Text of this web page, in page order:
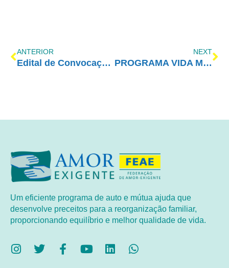
ANTERIOR
Edital de Convocação – Assembleia Geral – 2016
NEXT
PROGRAMA VIDA MELHOR – REDEVIDA – 19/09
Um eficiente programa de auto e mútua ajuda que
desenvolve preceitos para a reorganização familiar,
proporcionando equilíbrio e melhor qualidade de vida.